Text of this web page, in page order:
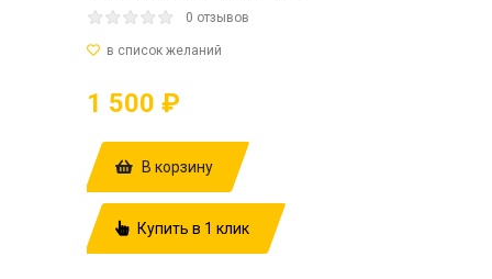
0 отзывов
1 500 ₽
В корзину
Купить в 1 клик